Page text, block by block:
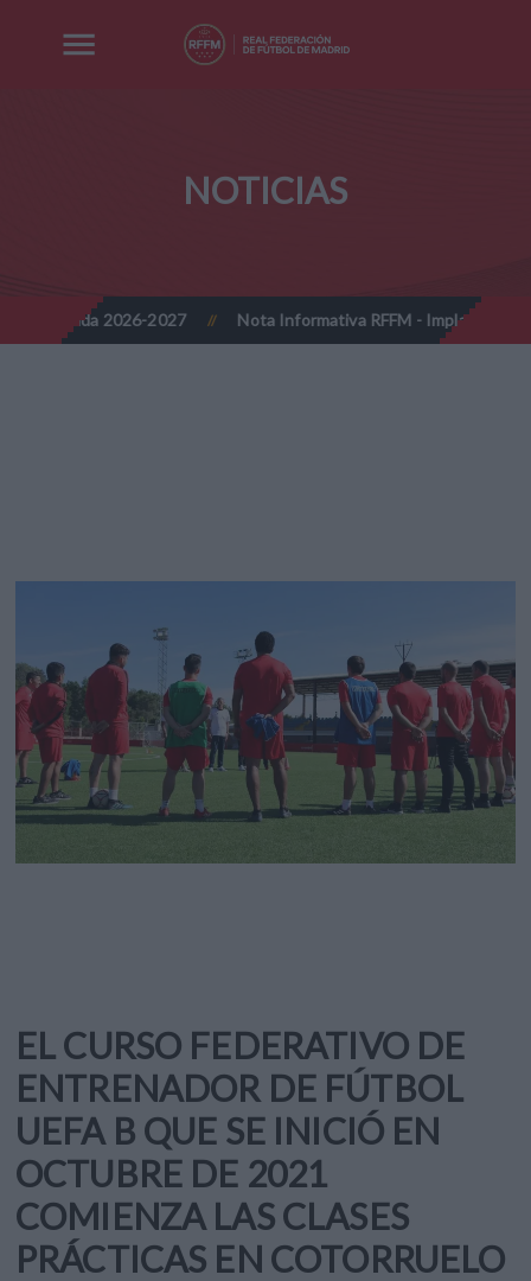
NOTICIAS
Nota Informativa RFFM - Implantación progresiva de la
EL CURSO FEDERATIVO DE
ENTRENADOR DE FÚTBOL
UEFA B QUE SE INICIÓ EN
OCTUBRE DE 2021
COMIENZA LAS CLASES
PRÁCTICAS EN COTORRUELO